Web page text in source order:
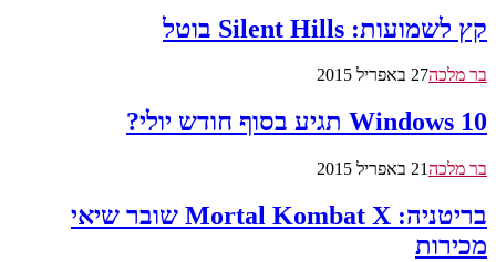
קץ לשמועות: Silent Hills בוטל
בר מלכה27 באפריל 2015
Windows 10 תגיע בסוף חודש יולי?
בר מלכה21 באפריל 2015
בריטניה: Mortal Kombat X שובר שיאי
מכירות